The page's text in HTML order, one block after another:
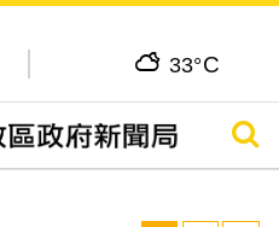
33°C
搜尋